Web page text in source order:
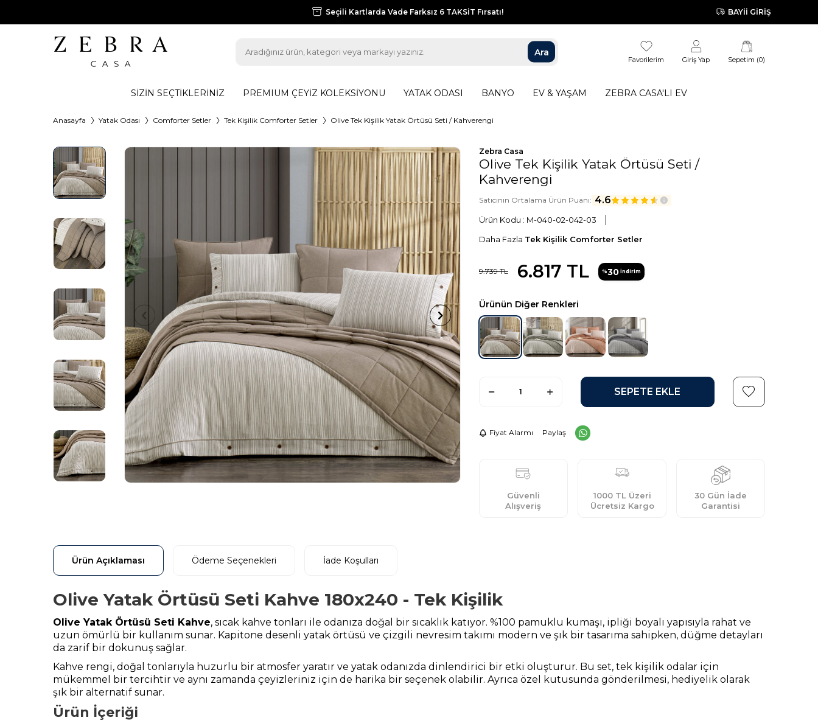
Seçili Kartlarda Vade Farksız 6 TAKSİT Fırsatı! BAYII GIRIŞ
Ara
Favorilerim Giriş Yap Sepetim (0)
SIZIN SEÇTIKLERINIZ PREMIUM ÇEYIZ KOLEKSIYONU YATAK ODASI BANYO EV & YAŞAM ZEBRA CASA'LI EV
Anasayfa Yatak Odası Comforter Setler Tek Kişilik Comforter Setler Olive Tek Kişilik Yatak Örtüsü Seti / Kahverengi
Zebra Casa
Olive Tek Kişilik Yatak Örtüsü Seti /
Kahverengi
Satıcının Ortalama Ürün Puanı: 4.6
Ürün Kodu : M-040-02-042-03
Daha Fazla Tek Kişilik Comforter Setler
9.739TL 6.817 TL %30 İndirim
Ürünün Diğer Renkleri
SEPETE EKLE
Fiyat Alarmı Paylaş
Güvenli
Alışveriş
1000 TL Üzeri
Ücretsiz Kargo
30 Gün İade
Garantisi
Ürün Açıklaması Ödeme Seçenekleri İade Koşulları
Olive Yatak Örtüsü Seti Kahve 180x240 - Tek Kişilik
Olive Yatak Örtüsü Seti Kahve, sıcak kahve tonları ile odanıza doğal bir sıcaklık katıyor. %100 pamuklu kumaşı, ipliği boyalı yapısıyla rahat ve
uzun ömürlü bir kullanım sunar. Kapitone desenli yatak örtüsü ve çizgili nevresim takımı modern ve şık bir tasarıma sahipken, düğme detayları
da zarif bir dokunuş sağlar.
Kahve rengi, doğal tonlarıyla huzurlu bir atmosfer yaratır ve yatak odanızda dinlendirici bir etki oluşturur. Bu set, tek kişilik odalar için
mükemmel bir tercihtir ve aynı zamanda çeyizleriniz için de harika bir seçenek olabilir. Ayrıca özel kutusunda gönderilmesi, hediyelik olarak
şık bir alternatif sunar.
Ürün İçeriği